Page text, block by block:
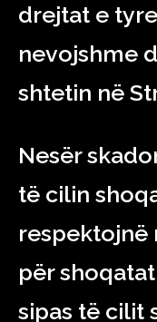
drejtat e
nevojshme
shtetin në
Nesër
të cilin
respektojnë
për
sipas të cilit